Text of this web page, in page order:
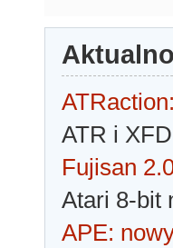
ATR i
Fujisan
Atari 8-bit
APE: